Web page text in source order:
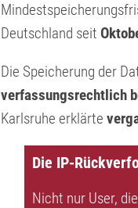
Deutschland seit
Die Speicherung der
verfassungsrechtlich
Karlsruhe erklärte
Die IP-
Nicht nur User,